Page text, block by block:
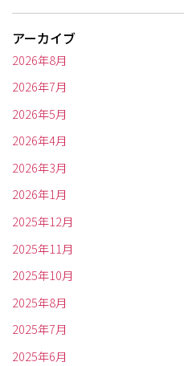
アーカイブ
2026年8月
2026年7月
2026年5月
2026年4月
2026年3月
2026年1月
2025年12月
2025年11月
2025年10月
2025年8月
2025年7月
2025年6月